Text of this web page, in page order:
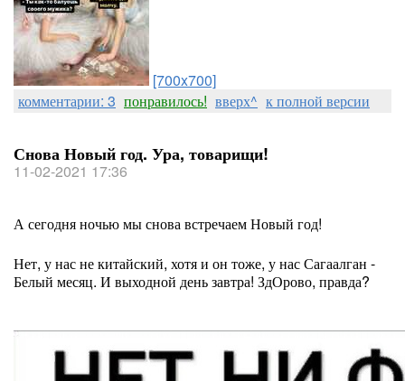
[700x700]
комментарии: 3 понравилось! вверх^ к полной версии
Снова Новый год. Ура, товарищи!
11-02-2021 17:36
А сегодня ночью мы снова встречаем Новый год!
Нет, у нас не китайский, хотя и он тоже, у нас Сагаалган -
Белый месяц. И выходной день завтра! ЗдОрово, правда?